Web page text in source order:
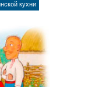
кухни